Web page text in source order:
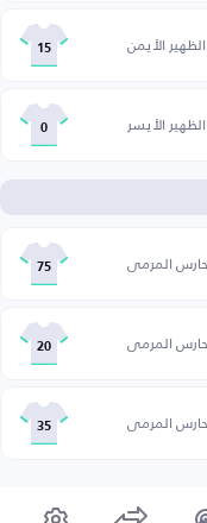
الظهير الأيمن 15
الظهير الأيسر 0
حارس المرمى 75
حارس المرمى 20
حارس المرمى 35